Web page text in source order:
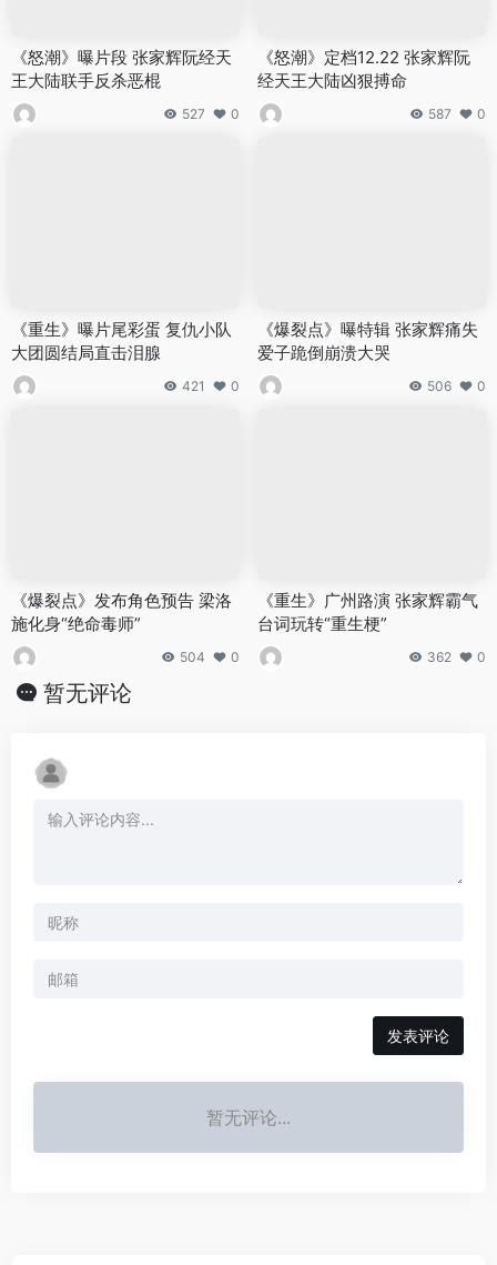
《怒潮》曝片段 张家辉阮经天
王大陆联手反杀恶棍
527 0
《怒潮》定档12.22 张家辉阮
经天王大陆凶狠搏命
587 0
《重生》曝片尾彩蛋 复仇小队
大团圆结局直击泪腺
421 0
《爆裂点》曝特辑 张家辉痛失
爱子跪倒崩溃大哭
506 0
《爆裂点》发布角色预告 梁洛
施化身“绝命毒师”
504 0
《重生》广州路演 张家辉霸气
台词玩转“重生梗”
362 0
暂无评论
发表评论
暂无评论...